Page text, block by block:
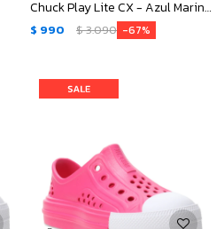
Chuck Play Lite CX - Azul Marino
- Blanco
$ 990 $3.090 67